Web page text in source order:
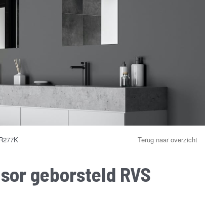
Terug naar overzicht
geborsteld RVS